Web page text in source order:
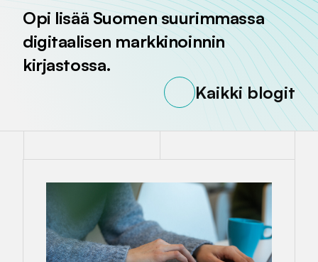
Opi lisää Suomen suurimmassa
digitaalisen markkinoinnin
kirjastossa.
Kaikki blogit